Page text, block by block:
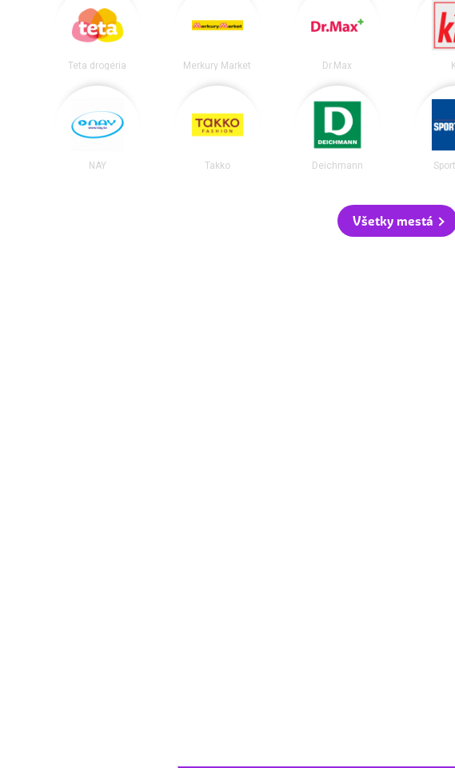
Teta drogéria Merkury Market Dr.Max
NAY Takko Deichmann
Všetky mestá